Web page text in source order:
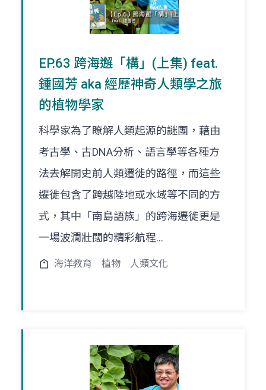
EP.63 跨海邂「構」(上集) feat.
鍾國芳 aka 經歷神奇人類學之旅
的植物學家
科學家為了瞭解人類起源的謎團，藉由
考古學、古DNA分析、語言學等各種方
法去解開史前人類遷徙的路徑，而這些
遷徙包含了跨越陸地或水域等不同的方
式，其中「南島語族」的跨海遷徙更是
一場波瀾壯闊的精彩航程...
海洋教育 植物 人類文化